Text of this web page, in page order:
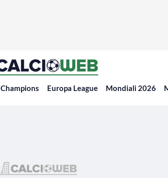
Champions Europa League Mondiali 2026